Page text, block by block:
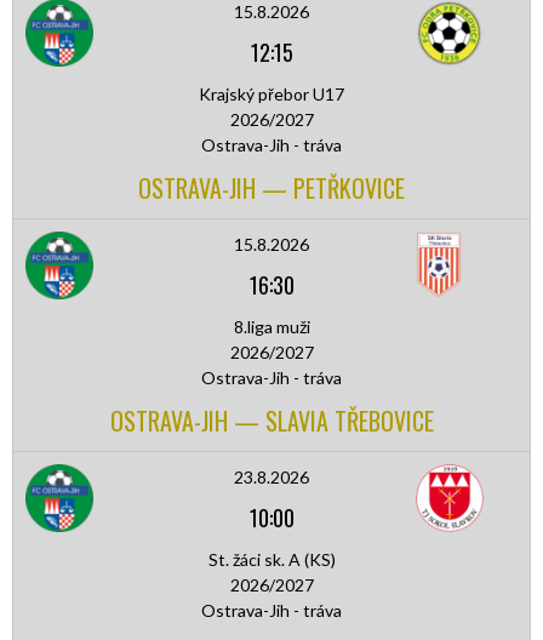
15.8.2026
12:15
Krajský přebor U17
2026/2027
Ostrava-Jih - tráva
OSTRAVA-JIH — PETŘKOVICE
15.8.2026
16:30
8.liga muži
2026/2027
Ostrava-Jih - tráva
OSTRAVA-JIH — SLAVIA TŘEBOVICE
23.8.2026
10:00
St. žáci sk. A (KS)
2026/2027
Ostrava-Jih - tráva